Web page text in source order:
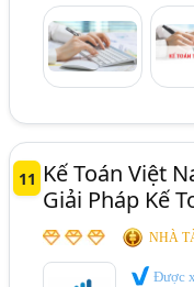
11 Kế Toán Việt
Giải Pháp Kế
NHÀ
Được